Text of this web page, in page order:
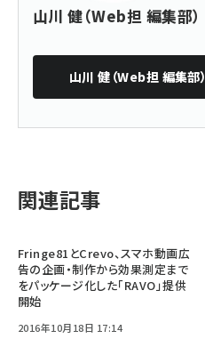
山川 健（Web担 編集部）
山川 健（Web担 編集部）
関連記事
Fringe81とCrevo、スマホ動画広
告の企画・制作から効果測定まで
をパッケージ化した「RAVO」提供
開始
2016年10月18日 17:14